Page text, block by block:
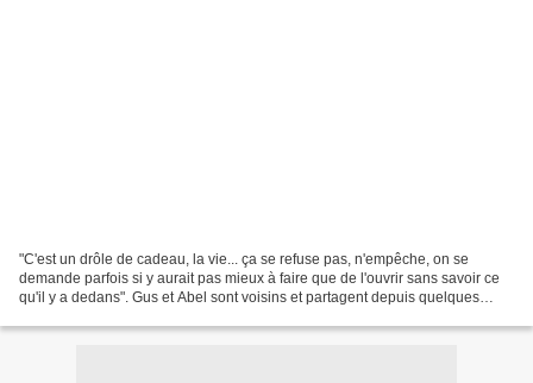
"C'est un drôle de cadeau, la vie... ça se refuse pas, n'empêche, on se
demande parfois si y aurait pas mieux à faire que de l'ouvrir sans savoir ce
qu'il y a dedans". Gus et Abel sont voisins et partagent depuis quelques